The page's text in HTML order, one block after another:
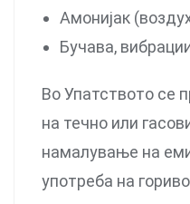
Амонијак
Бучава,
Во Упатството се
на течно или
намалување на
употреба на